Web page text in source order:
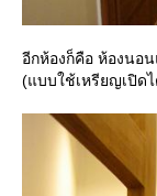
อีกห้องก็คือ ห้องนอ
(แบบใช้เหรียญเปิด